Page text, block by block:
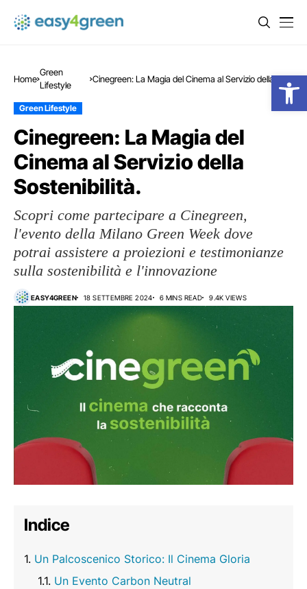
Home
Green
Lifestyle
Cinegreen: La Magia del Cinema al Servizio della
Green Lifestyle
Cinegreen: La Magia del
Cinema al Servizio della
Sostenibilità.
Scopri come partecipare a Cinegreen,
l'evento della Milano Green Week dove
potrai assistere a proiezioni e testimonianze
sulla sostenibilità e l'innovazione
EASY4GREEN 18 SETTEMBRE 2024 6 MINS READ 9.4K VIEWS
Indice
Un Palcoscenico Storico: Il Cinema Gloria
Un Evento Carbon Neutral